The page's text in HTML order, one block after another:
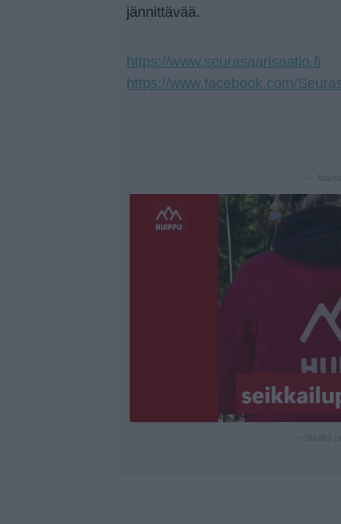
jännittävää.
https://www.seurasaarisaatio.fi
https://www.facebook.com/